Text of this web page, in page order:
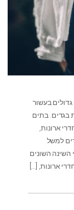
בעשור
בגדים. בתים
ארונות,
למשל
השונים
ארונות, […]